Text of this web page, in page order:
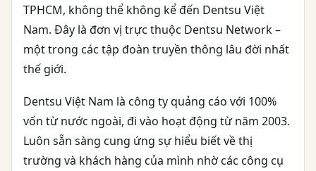
TPHCM, không thể không kể đến Dentsu Việt
Nam. Đây là đơn vị trực thuộc Dentsu Network –
một trong các tập đoàn truyền thông lâu đời nhất
thế giới.
Dentsu Việt Nam là công ty quảng cáo với 100%
vốn từ nước ngoài, đi vào hoạt động từ năm 2003.
Luôn sẵn sàng cung ứng sự hiểu biết về thị
trường và khách hàng của mình nhờ các công cụ